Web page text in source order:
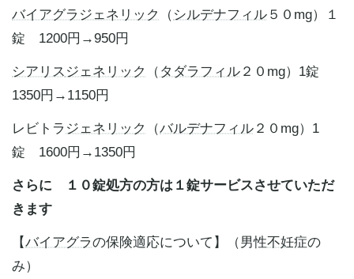
バイアグラ ジェネリック （ シルデナフィル ５０mg）１
錠 1200円→950円
シアリス ジェネリック （ タダラフィル ２０mg）1錠
1350円→1150円
レビトラ ジェネリック （バルデナフィル ２０mg）1
錠 1600円→1350円
さらに １０錠処方の方は１錠サービスさせていただ
きます
【バイアグラの保険適応について】（男性不妊症の
み）